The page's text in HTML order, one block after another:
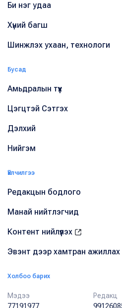
Би нэг удаа
Хүний багш
Шинжлэх ухаан, технологи
Бусад
Амьдралын түүх
Цэгцтэй Сэтгэх
Дэлхий
Нийгэм
Үйлчилгээ
Редакцын бодлого
Манай нийтлэгчид
Контент нийлүүлэх
Эвэнт дээр хамтран ажиллах
Холбоо барих
Мэдээ
77191977
Редакц